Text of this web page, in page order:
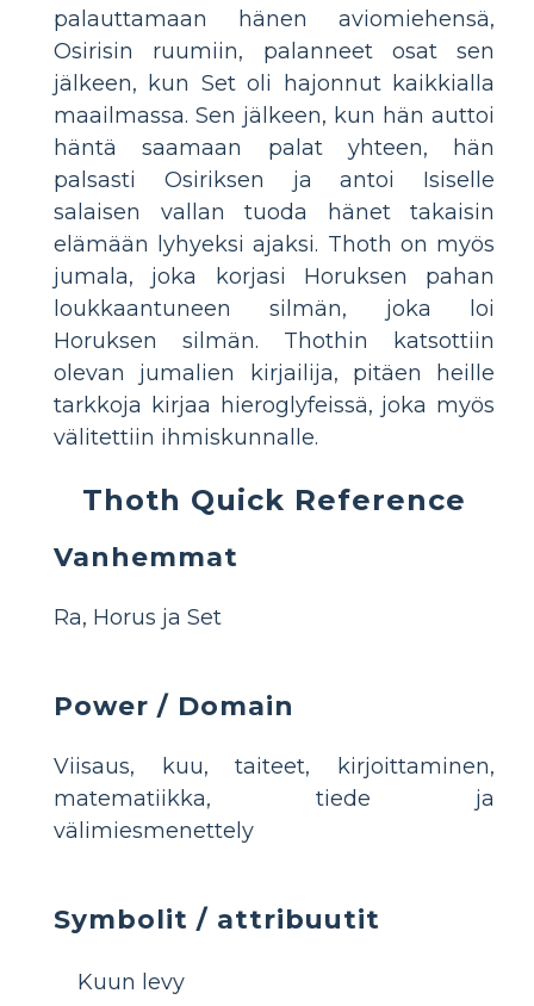
palauttamaan hänen aviomiehensä,
Osirisin ruumiin, palanneet osat sen
jälkeen, kun Set oli hajonnut kaikkialla
maailmassa. Sen jälkeen, kun hän auttoi
häntä saamaan palat yhteen, hän
palsasti Osiriksen ja antoi Isiselle
salaisen vallan tuoda hänet takaisin
elämään lyhyeksi ajaksi. Thoth on myös
jumala, joka korjasi Horuksen pahan
loukkaantuneen silmän, joka loi
Horuksen silmän. Thothin katsottiin
olevan jumalien kirjailija, pitäen heille
tarkkoja kirjaa hieroglyfeissä, joka myös
välitettiin ihmiskunnalle.
Thoth Quick Reference
Vanhemmat
Ra, Horus ja Set
Power / Domain
Viisaus, kuu, taiteet, kirjoittaminen,
matematiikka, tiede ja
välimiesmenettely
Symbolit / attribuutit
Kuun levy